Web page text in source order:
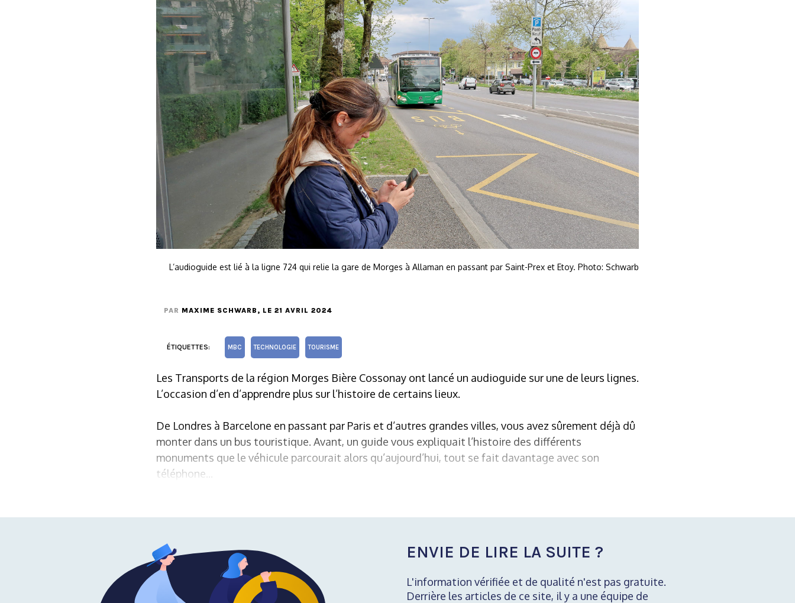
L’audioguide est lié à la ligne 724 qui relie la gare de Morges à Allaman en passant par Saint-Prex et Etoy. Photo: Schwarb
PAR MAXIME SCHWARB , LE 21 AVRIL 2024
ÉTIQUETTES: MBC TECHNOLOGIE TOURISME
Les Transports de la région Morges Bière Cossonay ont lancé un audioguide sur une de leurs lignes.
L’occasion d’en d’apprendre plus sur l’histoire de certains lieux.
De Londres à Barcelone en passant par Paris et d’autres grandes villes, vous avez sûrement déjà dû
monter dans un bus touristique. Avant, un guide vous expliquait l’histoire des différents
monuments que le véhicule parcourait alors qu’aujourd’hui, tout se fait davantage avec son
téléphone...
ENVIE DE LIRE LA SUITE ?
L'information vérifiée et de qualité n'est pas gratuite.
Derrière les articles de ce site, il y a une équipe de